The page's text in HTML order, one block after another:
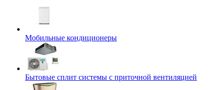
Мобильные кондиционеры
Бытовые сплит системы с приточной вентиляцией